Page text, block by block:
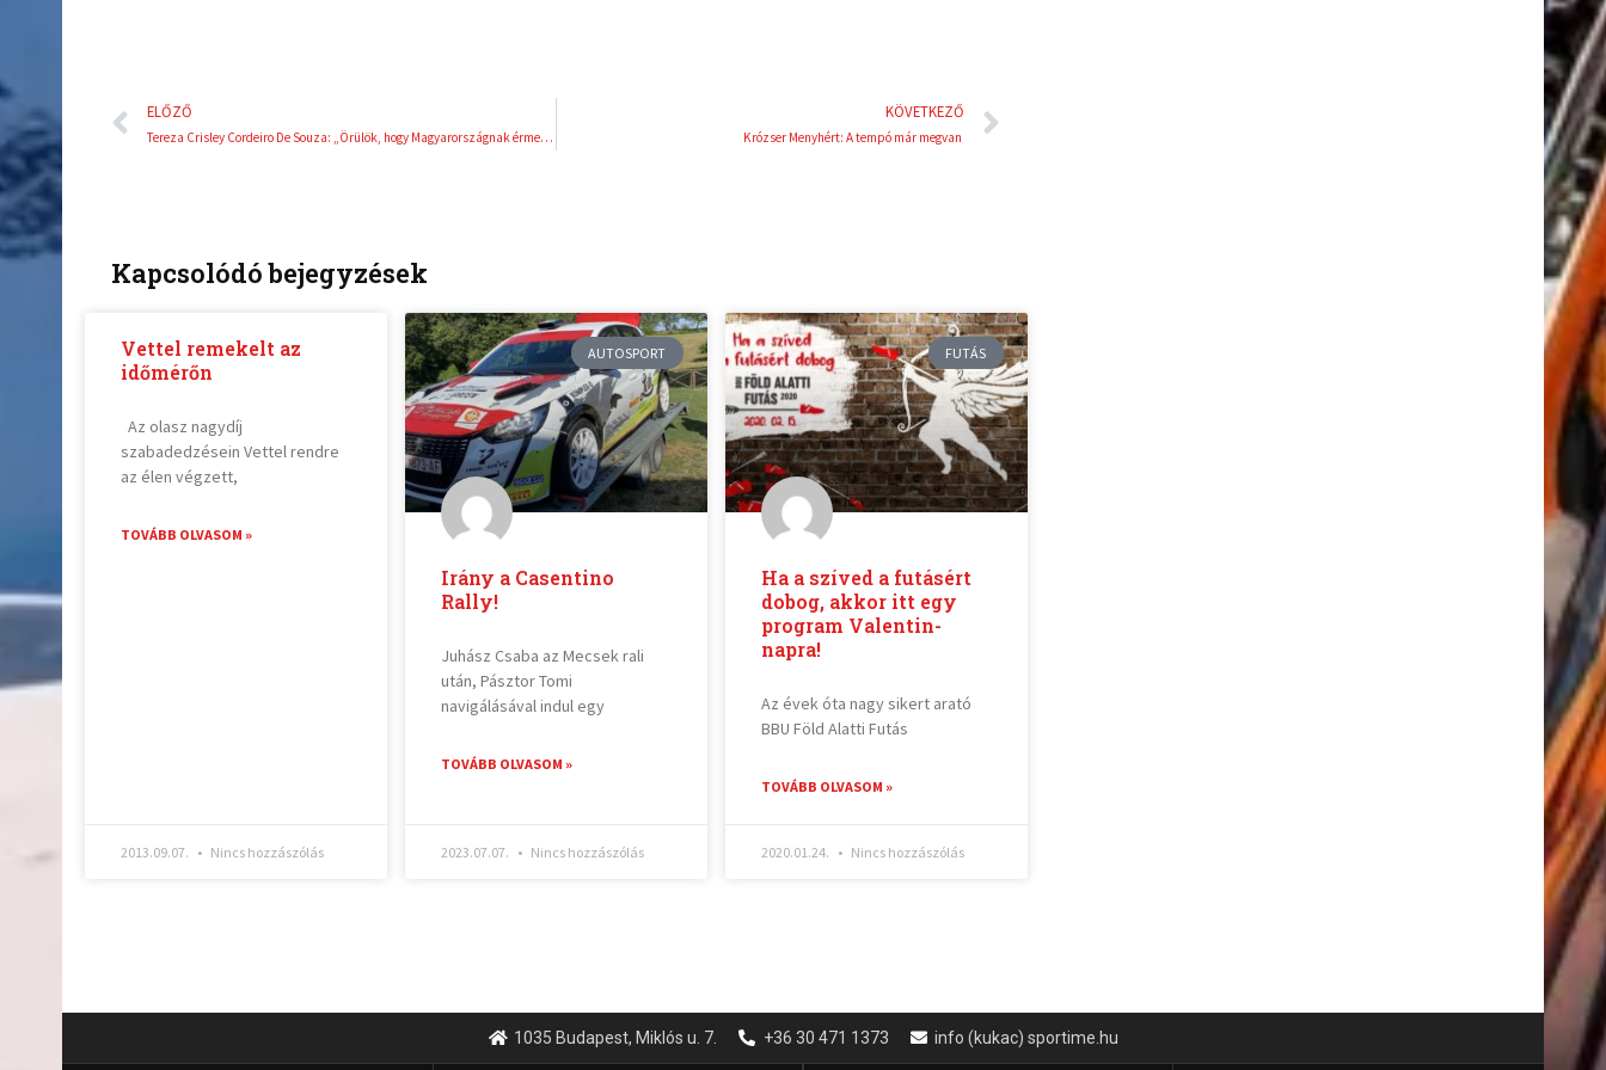
Előző
ELŐZŐ
Tereza Crisley Cordeiro De Souza: „Örülök, hogy Magyarországnak érmet szerezhettem a Küzdősportok Világjátékán”
KÖVETKEZŐ
Krózser Menyhért: A tempó már megvan
Kapcsolódó bejegyzések
Vettel remekelt az
időmérőn
Az olasz nagydíj
szabadedzésein Vettel rendre
az élen végzett,
TOVÁBB OLVASOM »
2013.09.07. Nincs hozzászólás
AUTOSPORT
Irány a Casentino
Rally!
Juhász Csaba az Mecsek rali
után, Pásztor Tomi
navigálásával indul egy
TOVÁBB OLVASOM »
2023.07.07. Nincs hozzászólás
FUTÁS
Ha a szíved a futásért
dobog, akkor itt egy
program Valentin-
napra!
Az évek óta nagy sikert arató
BBU Föld Alatti Futás
TOVÁBB OLVASOM »
2020.01.24. Nincs hozzászólás
1035 Budapest, Miklós u. 7. +36 30 471 1373 info (kukac) sportime.hu